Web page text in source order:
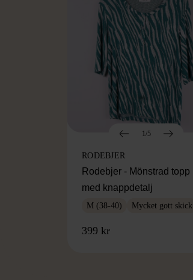
1/5
RODEBJER
Rodebjer - Mönstrad topp
med knappdetalj
M (38-40) Mycket gott skick
399 kr